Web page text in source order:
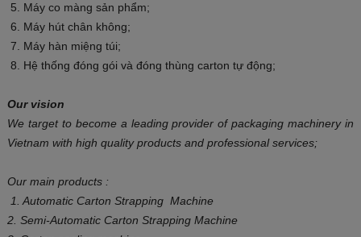
Máy co màng sản phẩm;
Máy hút chân không;
Máy hàn miệng túi;
Hệ thống đóng gói và đóng thùng carton tự động;
Our vision
We targetto become a leading provider of packaging machinery in
Vietnam with high quality products and professional services;
Our main products:
1. Automatic Carton Strapping Machine
2. Semi-Automatic Carton Strapping Machine